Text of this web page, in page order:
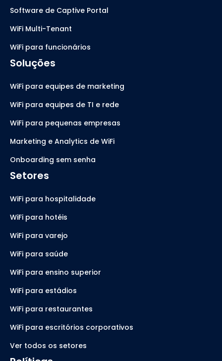
Software de Captive Portal
WiFi Multi-Tenant
WiFi para funcionários
Soluções
WiFi para equipes de marketing
WiFi para equipes de TI e rede
WiFi para pequenas empresas
Marketing e Analytics de WiFi
Onboarding sem senha
Setores
WiFi para hospitalidade
WiFi para hotéis
WiFi para varejo
WiFi para saúde
WiFi para ensino superior
WiFi para estádios
WiFi para restaurantes
WiFi para escritórios corporativos
Ver todos os setores